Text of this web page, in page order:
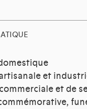
et
et de